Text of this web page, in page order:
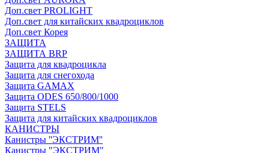
Доп.свет PROLIGHT
Доп.свет для китайских квадроциклов
Доп.свет Корея
ЗАЩИТА
ЗАЩИТА BRP
Защита для квадроцикла
Защита для снегохода
Защита GAMAX
Защита ODES 650/800/1000
Защита STELS
Защита для китайских квадроциклов
КАНИСТРЫ
Канистры ''ЭКСТРИМ''
Канистры "ЭКСТРИМ"